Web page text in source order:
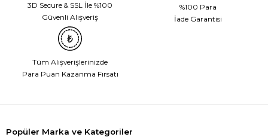
3D Secure & SSL İle %100
Güvenli Alışveriş
%100 Para
İade Garantisi
Tüm Alışverişlerinizde
Para Puan Kazanma Fırsatı
Popüler Marka ve Kategoriler